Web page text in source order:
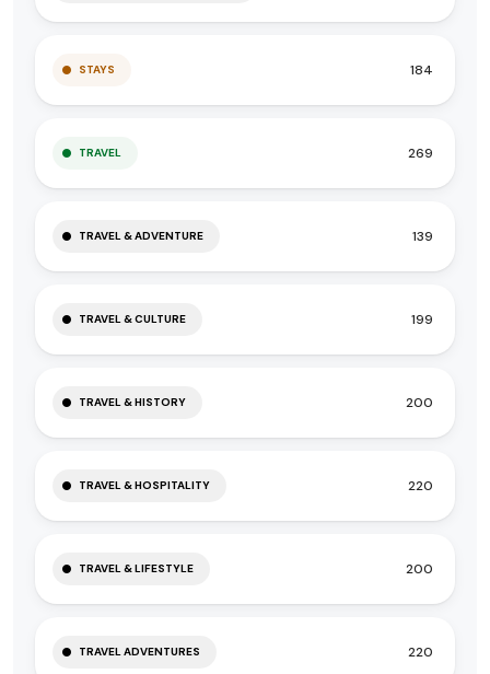
STAYS 184
TRAVEL 269
TRAVEL & ADVENTURE 139
TRAVEL & CULTURE 199
TRAVEL & HISTORY 200
TRAVEL & HOSPITALITY 220
TRAVEL & LIFESTYLE 200
TRAVEL ADVENTURES 220